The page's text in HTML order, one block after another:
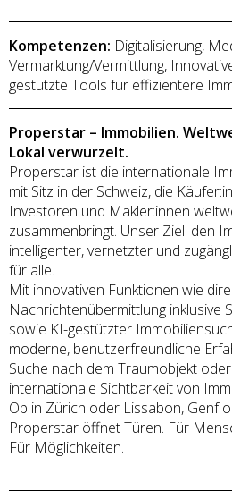
Kompetenzen: Digitalisierung,
Vermarktung/Vermittlung,
gestützte Tools für effizientere
Properstar – Immobilien.
Lokal verwurzelt.
Properstar ist die internationale
mit Sitz in der Schweiz, die
Investoren und Makler:innen
zusammenbringt. Unser Ziel: den
intelligenter, vernetzter und
für alle.
Mit innovativen Funktionen wie
Nachrichtenübermittlung inklusive
sowie KI-gestützter
moderne, benutzerfreundliche
Suche nach dem Traumobjekt
internationale Sichtbarkeit von
Ob in Zürich oder Lissabon, Genf
Properstar öffnet Türen. Für
Für Möglichkeiten.